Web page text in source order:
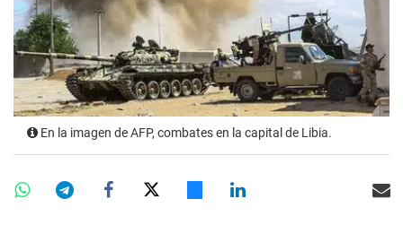
En la imagen de AFP, combates en la capital de Libia.